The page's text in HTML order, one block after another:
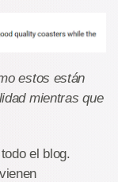
estos están
mientras que
el blog.